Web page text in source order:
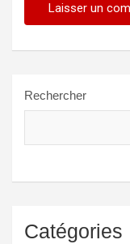
Rechercher
Catégories